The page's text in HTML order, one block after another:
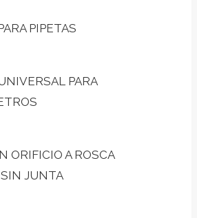
PIPETAS
PARA
ORIFICIO A ROSCA
JUNTA